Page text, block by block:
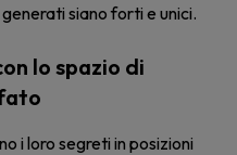
siano forti e unici.
lo spazio di
i loro segreti in posizioni